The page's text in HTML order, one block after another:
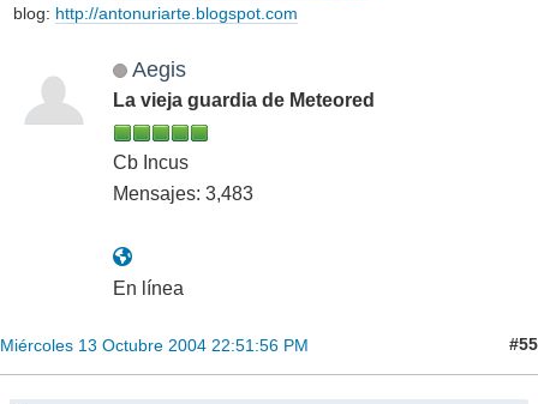
blog: http://antonuriarte.blogspot.com
Aegis
La vieja guardia de Meteored
Cb Incus
Mensajes: 3,483
En línea
Miércoles 13 Octubre 2004 22:51:56 PM #55